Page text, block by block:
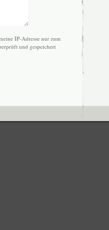
IP-Adresse nur zum
und gespeichert